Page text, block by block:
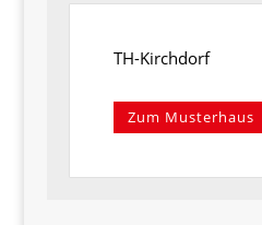
TH-Kirchdorf
Zum Musterhaus